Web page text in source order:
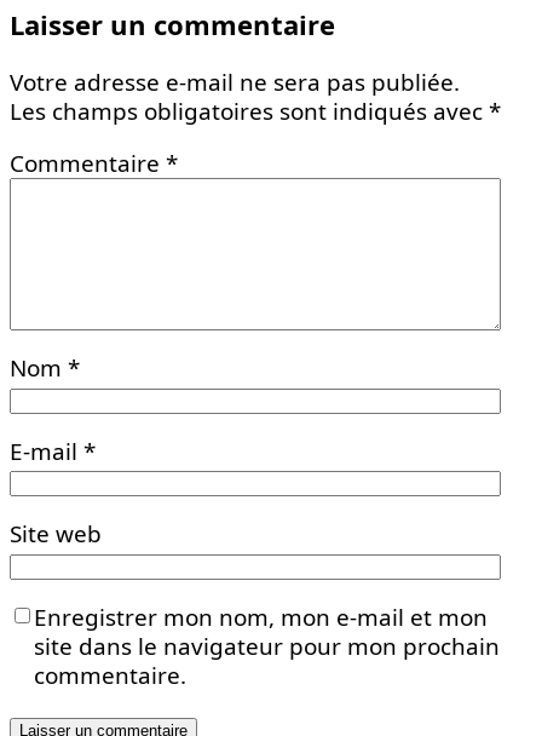
Laisser un commentaire
Votre adresse e-mail ne sera pas publiée.
Les champs obligatoires sont indiqués avec*
Commentaire *
Nom *
E-mail *
Site web
Enregistrer mon nom, mon e-mail et mon
site dans le navigateur pour mon prochain
commentaire.